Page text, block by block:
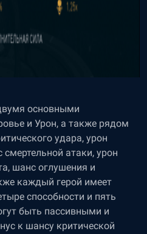
основными
и Урон, а также рядом
удара, урон
атаки, урон
шанс оглушения и
каждый герой имеет
способности и пять
быть пассивными и
к шансу критической